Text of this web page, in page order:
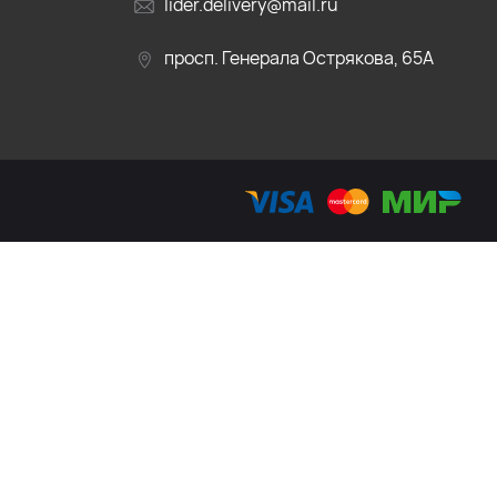
просп. Генерала Острякова, 65А